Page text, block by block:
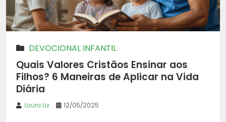
DEVOCIONAL INFANTIL
Quais Valores Cristãos Ensinar aos
Filhos? 6 Maneiras de Aplicar na Vida
Diária
Laura Liz 12/05/2025